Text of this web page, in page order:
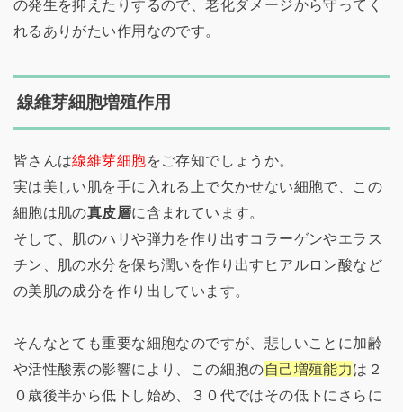
の発生を抑えたりするので、老化ダメージから守ってく
れるありがたい作用なのです。
線維芽細胞増殖作用
皆さんは線維芽細胞をご存知でしょうか。
実は美しい肌を手に入れる上で欠かせない細胞で、この
細胞は肌の真皮層に含まれています。
そして、肌のハリや弾力を作り出すコラーゲンやエラス
チン、肌の水分を保ち潤いを作り出すヒアルロン酸など
の美肌の成分を作り出しています。
そんなとても重要な細胞なのですが、悲しいことに加齢
や活性酸素の影響により、この細胞の自己増殖能力は２
０歳後半から低下し始め、３０代ではその低下にさらに